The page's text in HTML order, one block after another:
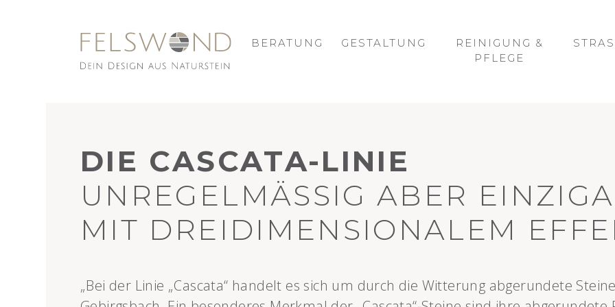
BERATUNG GESTALTUNG
REINIGUNG &
PFLEGE
DIE CASCATA-LINIE
UNREGELMÄSSIG ABER
MIT DREIDIMENSIONALEM
„Bei der Linie „Cascata“ handelt es sich um durch die Witterung abgerundete